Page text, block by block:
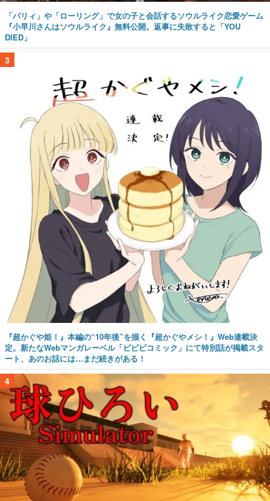
「パリィ」や「ローリング」で女の子と会話するソウルライク恋愛ゲーム
『小早川さんはソウルライク』無料公開。返事に失敗すると「YOU
DIED」
3
『超かぐや姫！』本編の“10年後”を描く『超かぐやメシ！』Web連載決
定。新たなWebマンガレーベル「ビビビコミック」にて特別話が掲載スタ
ート、あのお話には…まだ続きがある！
4